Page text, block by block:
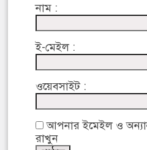
নাম :
ই-মেইল :
ওয়েবসাইট :
আপনার ইমেইল ও
রাখুন